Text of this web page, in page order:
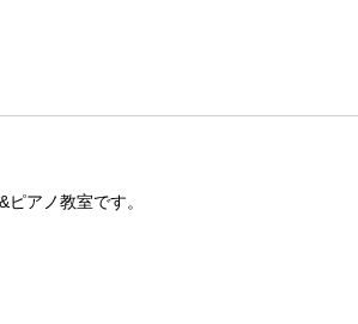
アノ教室です。